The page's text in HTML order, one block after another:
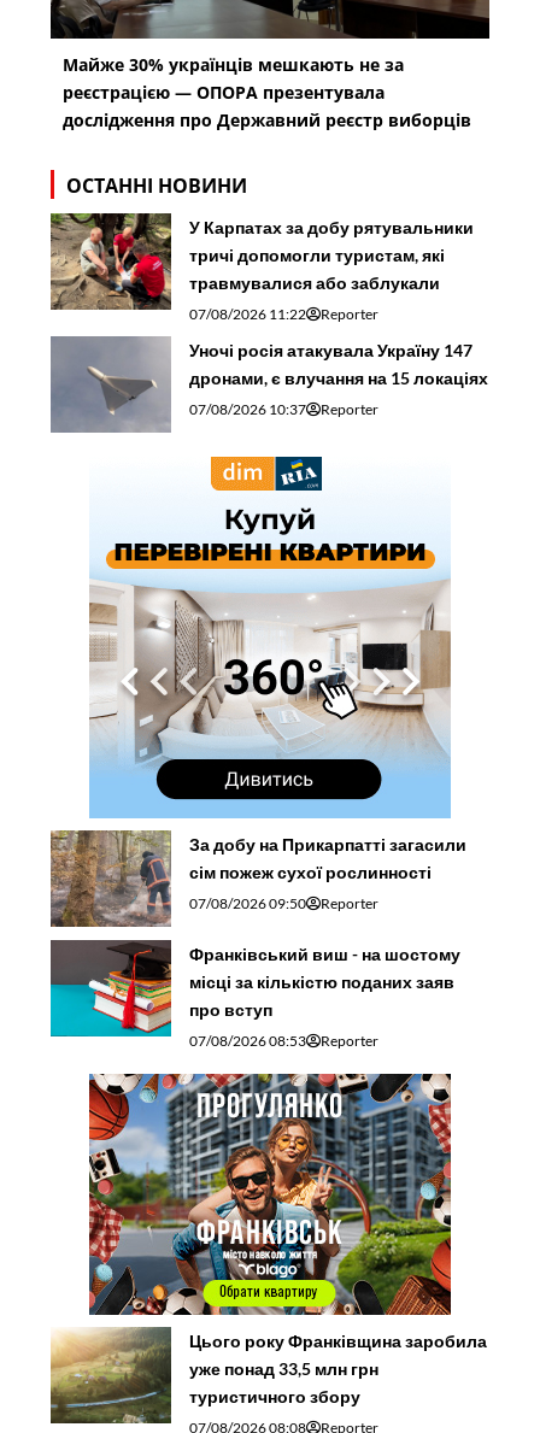
Майже 30% українців мешкають не за
реєстрацією — ОПОРА презентувала
дослідження про Державний реєстр виборців
ОСТАННІ НОВИНИ
У Карпатах за добу рятувальники
тричі допомогли туристам, які
травмувалися або заблукали
07/08/2026 11:22 Reporter
Уночі росія атакувала Україну 147
дронами, є влучання на 15 локаціях
07/08/2026 10:37 Reporter
За добу на Прикарпатті загасили
сім пожеж сухої рослинності
07/08/2026 09:50 Reporter
Франківський виш - на шостому
місці за кількістю поданих заяв
про вступ
07/08/2026 08:53 Reporter
Цього року Франківщина заробила
уже понад 33,5 млн грн
туристичного збору
07/08/2026 08:08 Reporter